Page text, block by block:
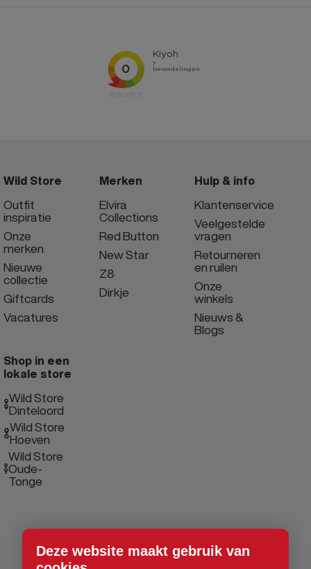
Deze website maakt gebruik van
Wild Store
Outfit
inspiratie
Onze
merken
Nieuwe
collectie
Giftcards
Vacatures
Merken
Elvira
Collections
Red Button
New Star
Z8
Dirkje
Hulp & info
Klantenservice
Veelgestelde
vragen
Retourneren
en ruilen
Onze
winkels
Nieuws &
Blogs
Shop in een
lokale store
Wild Store
Dinteloord
Wild Store
Hoeven
Wild Store
Oude-
Tonge